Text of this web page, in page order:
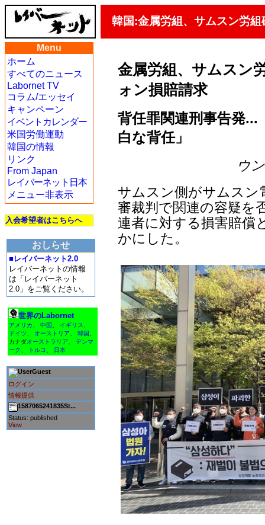
韓国:金属労組、サムスン労
Menu
ホーム
すべてのニュース
Labornet TV
コラム/エッセイ
キャンペーン
イベントカレンダー
米国労働運動
韓国の情報
リンク
From Japan
レイバーネット日本
メニュー非表示
入会希望者はこちらへ
おしらせ
■レイバーネット2.0
レイバーネットの情報
は「レイバーネット
2.0」をご覧ください。
世界のLabornet
アメリカ 中国 イギリス
ドイツ
オーストリア 韓国
カナダオーストラリア
デンマ
ーク
トルコ 日本
Guest
ログイン
情報提供
1587065241835St...
Status: published
View
金属労組、サムスン
ォン損賠請求
背任罪関連刑事告発...
白な背任」
ウ
サムスン側がサムスン
審裁判で関連の容疑を
連者に対する損害賠償
かにした。